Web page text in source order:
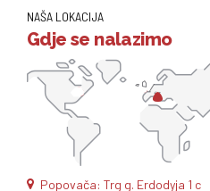
NAŠA LOKACIJA
Gdje se nalazimo
Popovača: Trg g. Erdodyja 1 c